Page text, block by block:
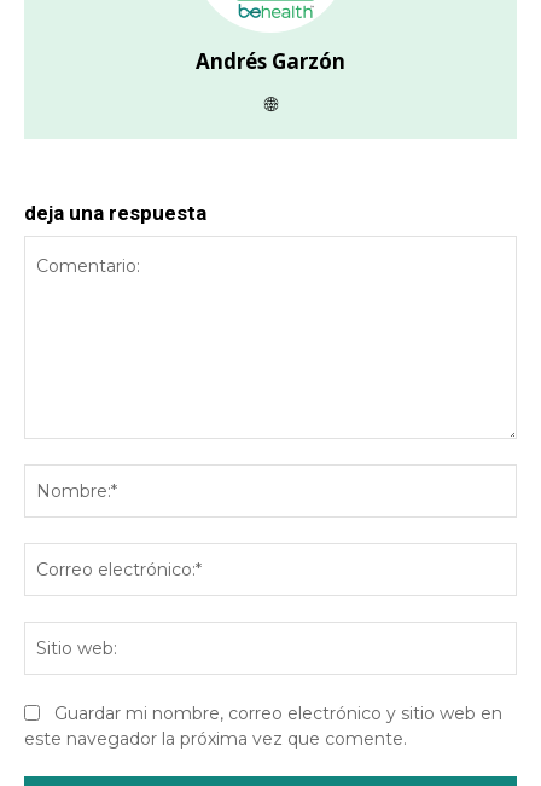
Andrés Garzón
deja una respuesta
Guardar mi nombre, correo electrónico y sitio web en
este navegador la próxima vez que comente.